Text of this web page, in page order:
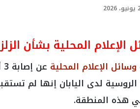
الإعلام المحلية بشأن
وسائل الإعلام المحلية عن إصابة 3 أشخاص جراء حدوث الزلزال.
لدى اليابان إنها لم
هذه المنطقة.